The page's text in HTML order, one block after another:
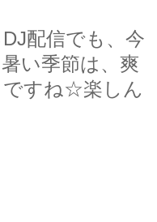
配信でも、今
い季節は、爽
すね☆楽しん